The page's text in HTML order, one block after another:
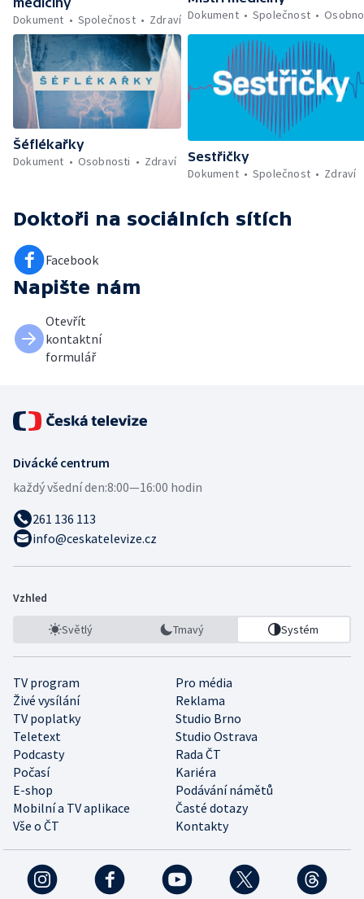
Dokument
Společnost Zdraví Dokument
Společnost
Šéflékařky
Dokument
Osobnosti Zdraví
Sestřičky
Dokument
Společnost Zdraví
Doktoři na sociálních sítích
Facebook
Napište nám
Otevřít
kontaktní
formulář
Divácké centrum
každý všední den:8:00—16:00 hodin
261 136 113
info@ceskatelevize.cz
Vzhled
Světlý Tmavý Systém
TV program
Pro média
Živé vysílání
Reklama
TV poplatky
Studio Brno
Teletext
Studio Ostrava
Podcasty
Rada ČT
Počasí
Kariéra
E-shop
Podávání námětů
Mobilní a TV aplikace
Časté dotazy
Vše o ČT
Kontakty